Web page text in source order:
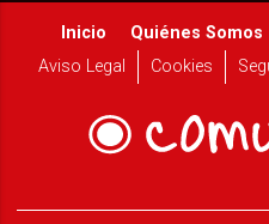
Inicio Quiénes Somos
Aviso Legal
Cookies